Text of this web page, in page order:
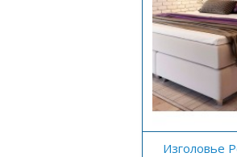
Изголовье